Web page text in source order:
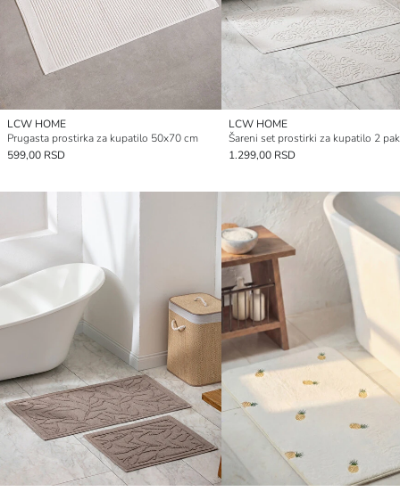
LCW HOME
Prugasta prostirka za kupatilo 50x70 cm
599,00 RSD
LCW HOME
Šareni set prostirki za kupatilo 2
1.299,00 RSD